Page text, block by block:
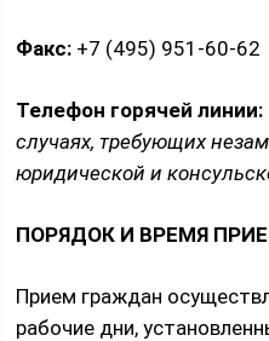
Факс: +7 (495) 951-60-62
Телефон горячей линии:
случаях, требующих
юридической и
ПОРЯДОК И ВРЕМЯ
Прием граждан
рабочие дни,